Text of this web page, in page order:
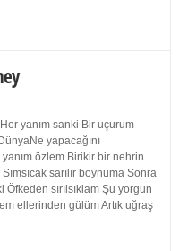
yanım sanki Bir uçurum
yapacağını
yanım özlem Birikir bir nehrin
sarılır boynuma Sonra
sırılsıklam Şu yorgun
ellerinden gülüm Artık uğraş